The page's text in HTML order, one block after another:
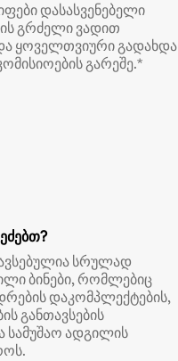
დასასვენებელი
გრძელი ვადით
ყოველთვიური გადახდა
გარეშე.*
სრულად
ბინები, რომლებიც
დაკომპლექტების,
განთავსების
სამუშაო ადგილის